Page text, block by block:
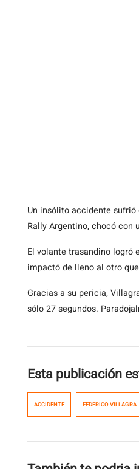
Un insólito accidente
Rally Argentino, chocó con
El volante trasandino logró
impactó de lleno al otro
Gracias a su pericia,
sólo 27 segundos.
Esta publicación
ACCIDENTE FEDERICO VILLAGRA